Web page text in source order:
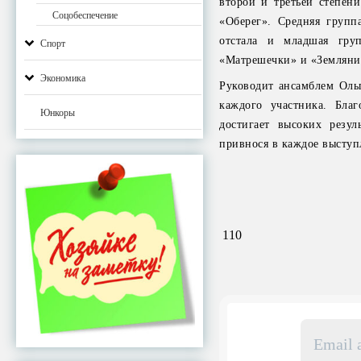
Соцобеспечение
Спорт
Экономика
Юнкоры
«Оберег». Средняя
отстала и младшая
«Матрешечки» и
Руководит ансамблем
каждого участника.
достигает высоких
привнося в каждое
110
адрес